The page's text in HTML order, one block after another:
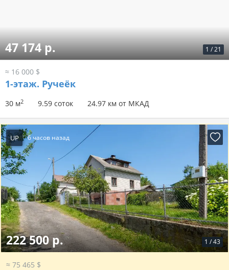
1 /21
47 174 р.
≈ 16 000 $
1-этаж. Ручеёк
30 м2 9.59 соток 24.97 км от МКАД
UP 6 часов назад
1 /43
222 500 р.
≈ 75 465 $